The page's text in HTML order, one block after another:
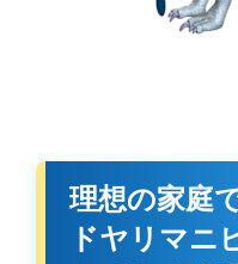
理想の家庭
ドヤリマニ